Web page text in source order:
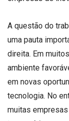
A questão do
uma pauta
direita. Em
ambiente
em novas
tecnologia. No
muitas